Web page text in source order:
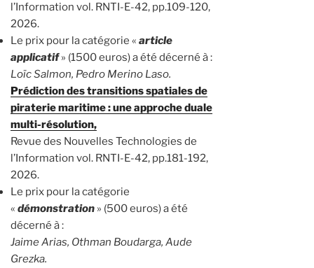
l’Information vol. RNTI-E-42, pp.109-120,
2026.
Le prix pour la catégorie « article
applicatif» (1500 euros) a été décerné à :
Loïc Salmon, Pedro Merino Laso.
Prédiction des transitions spatiales de
piraterie maritime : une approche duale
multi-résolution,
Revue des Nouvelles Technologies de
l’Information vol. RNTI-E-42, pp.181-192,
2026.
Le prix pour la catégorie
« démonstration » (500 euros) a été
décerné à :
Jaime Arias, Othman Boudarga, Aude
Grezka.